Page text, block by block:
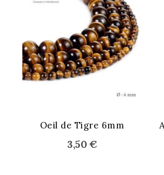
Oeil de Tigre 6mm
3,50 €